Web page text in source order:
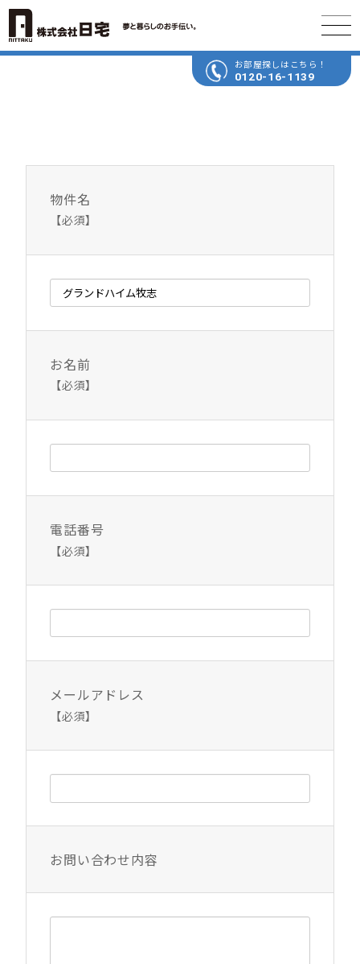
お部屋探しはこちら！
0120-16-1139
物件名
【必須】
お名前
【必須】
電話番号
【必須】
メールアドレス
【必須】
お問い合わせ内容